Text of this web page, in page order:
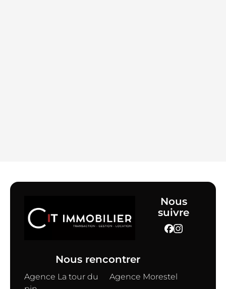
Nous
suivre
Nous rencontrer
Agence La tour du
Agence Morestel